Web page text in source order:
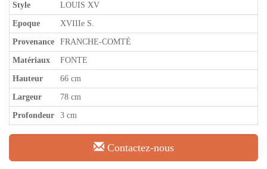
Style LOUIS XV
Epoque XVIIIe S.
Provenance FRANCHE-COMTÉ
Matériaux FONTE
Hauteur 66 cm
Largeur 78 cm
Profondeur 3 cm
Contactez-nous